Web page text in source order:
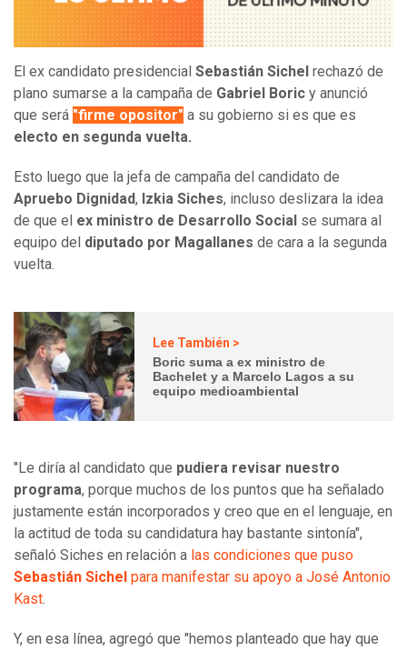
El ex candidato presidencial Sebastián Sichel rechazó de
plano sumarse a la campaña de Gabriel Boric y anunció
que será "firme opositor" a su gobierno si es que es
electo en segunda vuelta.
Esto luego que la jefa de campaña del candidato de
Apruebo Dignidad, Izkia Siches, incluso deslizara la idea
de que el ex ministro de Desarrollo Social se sumara al
equipo del diputado por Magallanes de cara a la segunda
vuelta.
Lee También >
Boric suma a ex ministro de
Bachelet y a Marcelo Lagos a su
equipo medioambiental
"Le diría al candidato que pudiera revisar nuestro
programa, porque muchos de los puntos que ha señalado
justamente están incorporados y creo que en el lenguaje, en
la actitud de toda su candidatura hay bastante sintonía",
señaló Siches en relación a las condiciones que puso
Sebastián Sichel para manifestar su apoyo a José Antonio
Kast.
Y, en esa línea, agregó que "hemos planteado que hay que